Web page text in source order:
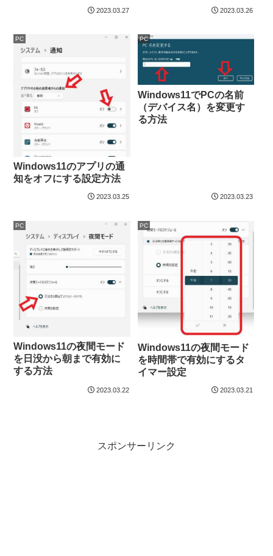
2023.03.27 2023.03.26
PC
Windows11のアプリの通
知をオフにする設定方法
2023.03.25
PC
Windows11でPCの名前
（デバイス名）を変更す
る方法
2023.03.23
PC
Windows11の夜間モード
を日没から朝まで有効に
する方法
2023.03.22
PC
Windows11の夜間モード
を時間帯で有効にするタ
イマー設定
2023.03.21
スポンサーリンク